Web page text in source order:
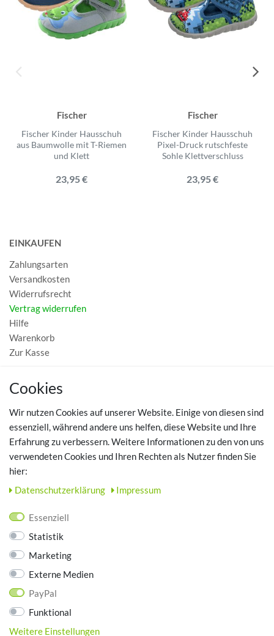
Fischer
Fischer Kinder Hausschuh
aus Baumwolle mit T-Riemen
und Klett
23,95 €
Fischer
Fischer Kinder Hausschuh
Pixel-Druck rutschfeste
Sohle Klettverschluss
23,95 €
EINKAUFEN
Zahlungsarten
Versandkosten
Widerrufsrecht
Vertrag widerrufen
Hilfe
Warenkorb
Zur Kasse
MEIN KONTO
TOP SCHUHTHEMEN
Hausschuhe - Bequeme Schuhe für zuhause
Datenschutz
AGB
Impressum
ZAHLUNGSARTEN
Cookies
Wir nutzen Cookies auf unserer Website. Einige von diesen sind
essenziell, während andere uns helfen, diese Website und Ihre
Erfahrung zu verbessern. Weitere Informationen zu den von uns
verwendeten Cookies und Ihren Rechten als Nutzer finden Sie
hier:
Daten­schutz­erklärung
Impressum
Essenziell
Statistik
Marketing
Externe Medien
PayPal
Funktional
Weitere Einstellungen